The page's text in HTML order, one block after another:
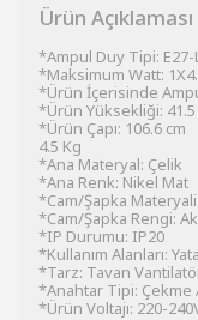
Ürün Açıklaması
*Ampul Duy Tipi: E27-
*Maksimum Watt:
*Ürün İçerisinde
*Ürün Yüksekliği: 41.5
*Ürün Çapı: 106.6 cm
4.5 Kg
*Ana Materyal: Çelik
*Ana Renk: Nikel Mat
*Cam/Şapka
*Cam/Şapka Rengi:
*IP Durumu: IP20
*Kullanım Alanları:
*Tarz: Tavan
*Anahtar Tipi: Çekme
*Ürün Voltajı: 220-